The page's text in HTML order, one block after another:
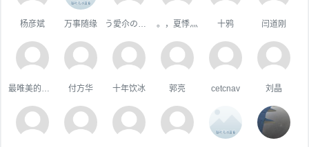
杨彦斌 万事随缘 。，夏悸灬 十鸦 闫道刚
付方华 十年饮冰 郭亮 cetcnav 刘晶